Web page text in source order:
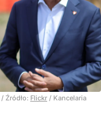
/ Źródło: Flickr / Kancelaria